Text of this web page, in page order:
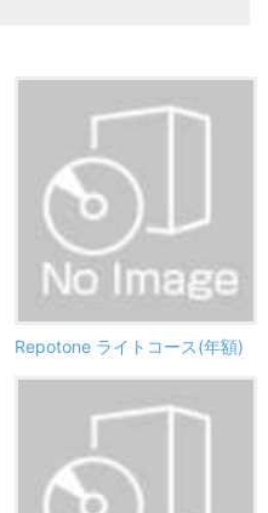
Repotone ライトコース(年額)